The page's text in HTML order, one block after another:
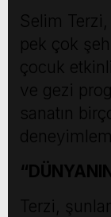
Selim
pek çok
çocuk
ve gezi
sanatın
Terzi,